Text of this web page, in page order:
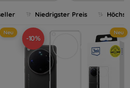
Niedrigster Preis
Neu
-10%
Neu